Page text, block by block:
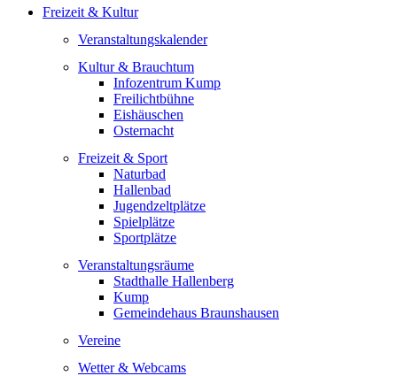
Freizeit & Kultur
Veranstaltungskalender
Kultur & Brauchtum
Infozentrum Kump
Freilichtbühne
Eishäuschen
Osternacht
Freizeit & Sport
Naturbad
Hallenbad
Jugendzeltplätze
Spielplätze
Sportplätze
Veranstaltungsräume
Stadthalle Hallenberg
Kump
Gemeindehaus Braunshausen
Vereine
Wetter & Webcams